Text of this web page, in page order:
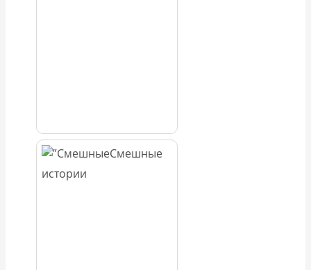
Смешные
истории